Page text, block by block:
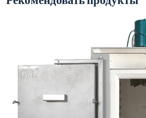
Серия промышленных печей AJ-XL-CXZ